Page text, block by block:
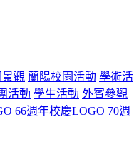
觀 蘭陽校園活動 學術活
活動 學生活動 外賓參觀
66週年校慶LOGO 70週